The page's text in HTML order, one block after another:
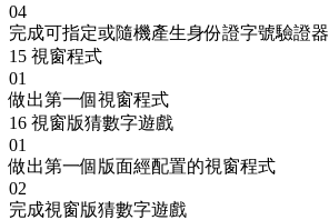
04
完成可指定或隨機產生身份證字號驗證器
15 視窗程式
01
做出第一個視窗程式
16 視窗版猜數字遊戲
01
做出第一個版面經配置的視窗程式
02
完成視窗版猜數字遊戲